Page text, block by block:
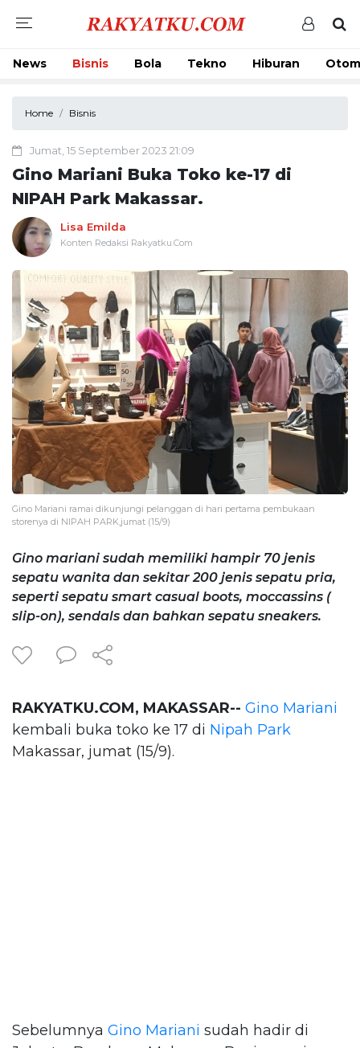
News Bisnis Bola Tekno Hiburan
Home Bisnis
Jumat, 15 September 2023 21:09
Gino Mariani Buka Toko ke-17 di
NIPAH Park Makassar.
Lisa Emilda
Konten Redaksi Rakyatku.Com
Gino Mariani ramai dikunjungi pelanggan di hari pertama pembukaan
storenya di NIPAH PARK,jumat (15/9)
Gino mariani sudah memiliki hampir 70 jenis
sepatu wanita dan sekitar 200 jenis sepatu pria,
seperti sepatu smart casual boots, moccassins (
slip-on), sendals dan bahkan sepatu sneakers.
RAKYATKU.COM, MAKASSAR-- Gino Mariani
kembali buka toko ke 17 di Nipah Park
Makassar, jumat (15/9).
Sebelumnya Gino Mariani sudah hadir di